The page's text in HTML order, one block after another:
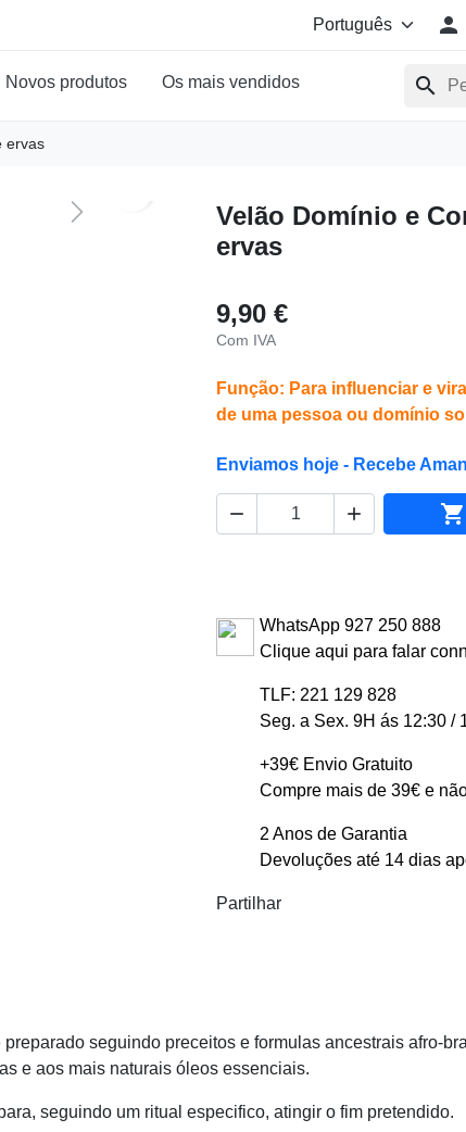

Novos produtos Os mais vendidos search
ervas
Next
Velão Domínio e
ervas
9,90 €
Com IVA
Função: Para influenciar e
de uma pessoa ou domínio
Enviamos hoje - Recebe
  
WhatsApp 927 250 888
Clique aqui para falar
TLF: 221 129 828
Seg. a Sex. 9H ás 12:30 /
+39€ Envio Gratuito
Compre mais de 39€ e
2 Anos de Garantia
Devoluções até 14 dias
Partilhar
seguindo preceitos e formulas ancestrais afro-
e aos mais naturais óleos essenciais.
seguindo um ritual especifico, atingir o fim pretendido.